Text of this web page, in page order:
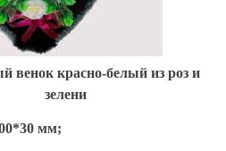
венок красно-белый из роз и
зелени
мм;